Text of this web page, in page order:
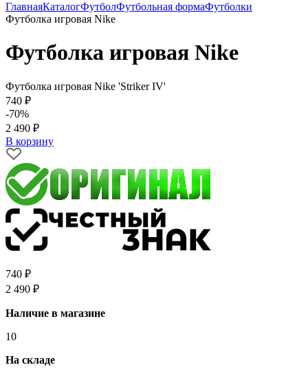
ГлавнаяКаталогФутболФутбольная формаФутболки
Футболка игровая Nike
Футболка игровая Nike
Футболка игровая Nike 'Striker IV'
740 ₽
-70%
2 490 ₽
В корзину
740 ₽
2 490 ₽
Наличие в магазине
10
На складе